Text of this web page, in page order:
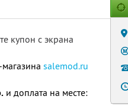
купон с экрана
salemod.ru
и доплата на месте: